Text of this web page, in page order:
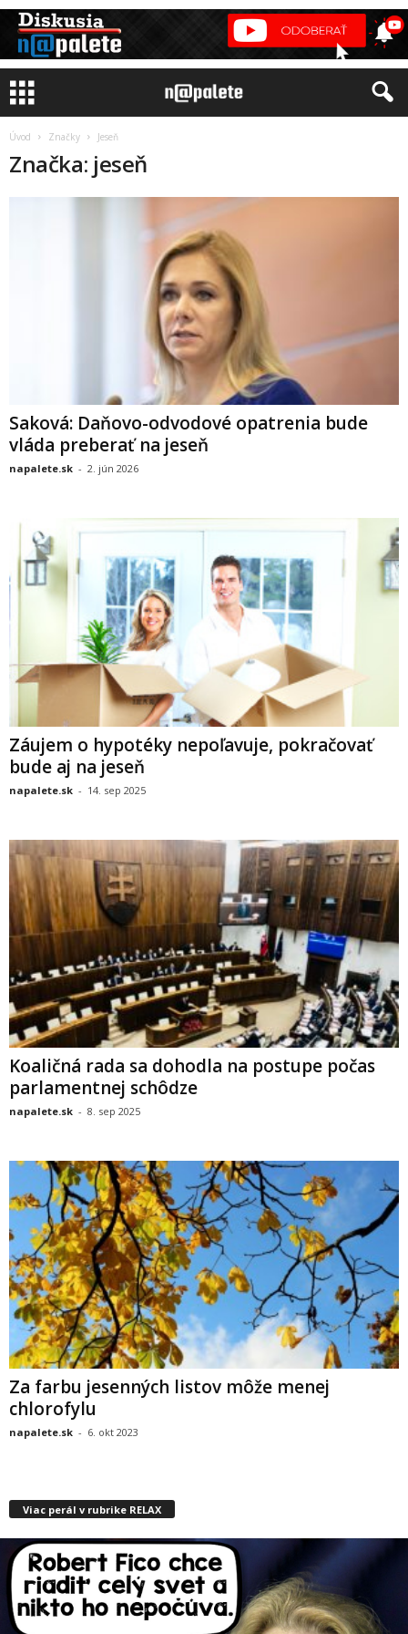
Úvod Značky Jeseň
Značka: jeseň
Saková: Daňovo-odvodové opatrenia bude
vláda preberať na jeseň
napalete.sk - 2. jún 2026
Záujem o hypotéky nepoľavuje, pokračovať
bude aj na jeseň
napalete.sk - 14. sep 2025
Koaličná rada sa dohodla na postupe počas
parlamentnej schôdze
napalete.sk - 8. sep 2025
Za farbu jesenných listov môže menej
chlorofylu
napalete.sk - 6. okt 2023
Viac perál v rubrike RELAX